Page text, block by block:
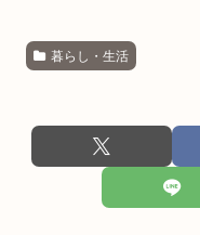
暮らし・生活